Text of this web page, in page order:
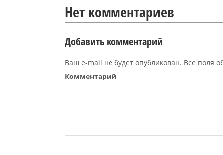
Нет комментариев
Добавить комментарий
Ваш e-mail не будет опубликован. Все поля
Комментарий